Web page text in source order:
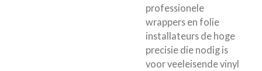
professionele
wrappers en folie
installateurs de hoge
precisie die nodig is
voor veeleisende vinyl